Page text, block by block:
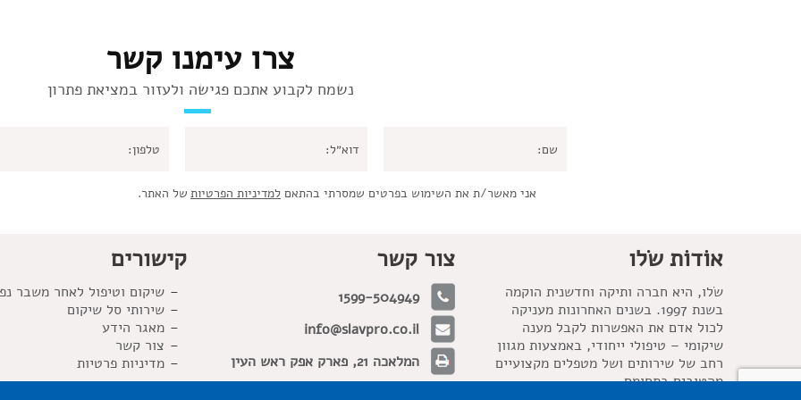
צרו עימנו קשר
נשמח לקבוע אתכם פגישה ולעזור במציאת פתרון
אני מאשר/ת את השימוש בפרטים שמסרתי בהתאם למדיניות הפרטיות של האתר.
אוֹדוֹת שׂלו
שׂלו, היא חברה ותיקה וחדשנית הוקמה
בשנת 1997. בשנים האחרונות מעניקה
לכול אדם את האפשרות לקבל מענה
שיקומי – טיפולי ייחודי, באמצעות מגוון
רחב של שירותים ושל מטפלים מקצועיים
מהטובים בתחומם.
צור קשר
1599-504949
info@slavpro.co.il
המלאכה 21, פארק אפק ראש העין
קישורים
שיקום וטיפול לאחר משבר
שירותי סל שיקום
מאגר הידע
צור קשר
מדיניות פרטיות